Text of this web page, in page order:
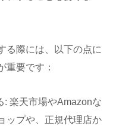
る際には、以下の点に
重要です：
: 楽天市場やAmazonな
ップや、正規代理店か